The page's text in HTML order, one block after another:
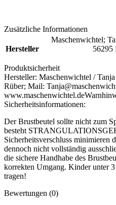
Zusätzliche Informationen
Hersteller
Maschenwichtel;
56295
Produktsicherheit
Hersteller: Maschenwichtel /
Rüber; Mail:
www.maschenwichtel.de
Sicherheitsinformationen:
Der Brustbeutel sollte nicht zum
besteht
Sicherheitsverschluss minimieren
dennoch nicht vollständig
die sichere Handhabe des
korrekten Umgang. Kinder unter
tragen!
Bewertungen (0)